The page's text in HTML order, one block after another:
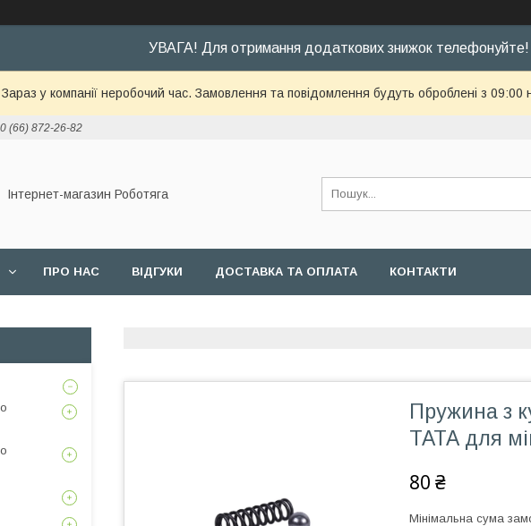
УВАГА! Для отримання додаткових знижок телефонуйте!
Зараз у компанії неробочий час. Замовлення та повідомлення будуть оброблені з
(66) 872-26-82
Інтернет-магазин Роботяга
ПРО НАС ВІДГУКИ ДОСТАВКА ТА ОПЛАТА КОНТАКТИ
Пружина з
ТАТА для
80 ₴
Мінімальна сума